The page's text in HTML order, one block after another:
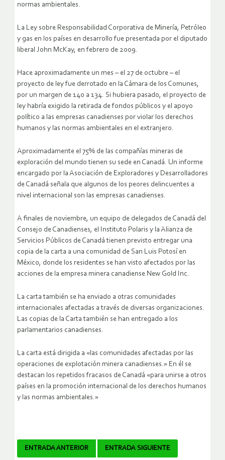
normas ambientales.
La Ley sobre Responsabilidad Corporativa de Minería, Petróleo
y gas en los países en desarrollo fue presentada por el diputado
liberal John McKay, en febrero de 2009.
Hace aproximadamente un mes – el 27 de octubre – el
proyecto de ley fue derrotado en la Cámara de los Comunes,
por un margen de 140 a 134. Si hubiera pasado, el proyecto de
ley habría exigido la retirada de fondos públicos y el apoyo
político a las empresas canadienses por violar los derechos
humanos y las normas ambientales en el extranjero.
Aproximadamente el 75% de las compañías mineras de
exploración del mundo tienen su sede en Canadá. Un informe
encargado por la Asociación de Exploradores y Desarrolladores
de Canadá señala que algunos de los peores delincuentes a
nivel internacional son las empresas canadienses.
A finales de noviembre, un equipo de delegados de Canadá del
Consejo de Canadienses, el Instituto Polaris y la Alianza de
Servicios Públicos de Canadá tienen previsto entregar una
copia de la carta a una comunidad de San Luis Potosí en
México, donde los residentes se han visto afectados por las
acciones de la empresa minera canadiense New Gold Inc.
La carta también se ha enviado a otras comunidades
internacionales afectadas a través de diversas organizaciones.
Las copias de la Carta también se han entregado a los
parlamentarios canadienses.
La carta está dirigida a «las comunidades afectadas por las
operaciones de explotación minera canadienses.» En él se
destacan los repetidos fracasos de Canadá «para unirse a otros
países en la promoción internacional de los derechos humanos
y las normas ambientales.»
Navegador
ENTRADA ANTERIOR ENTRADA SIGUIENTE